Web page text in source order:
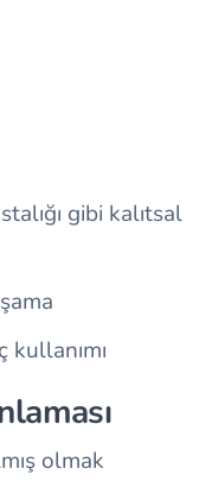
gibi kalıtsal
olmak